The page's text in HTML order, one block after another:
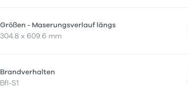
Größen - Maserungsverlauf längs
304.8 x 609.6 mm
Brandverhalten
Bfl-S1